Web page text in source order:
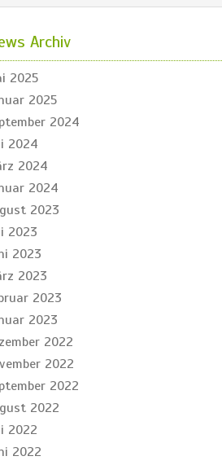
Archiv
2025
2025
2024
2024
2024
2024
2023
2023
2023
2023
2023
2023
2022
2022
2022
2022
2022
2022